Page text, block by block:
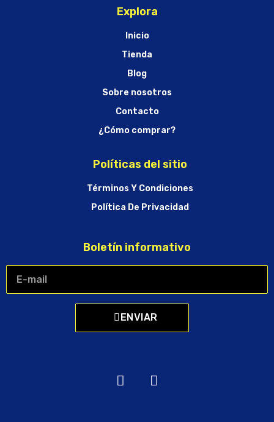
Explora
Inicio
Tienda
Blog
Sobre nosotros
Contacto
¿Cómo comprar?
Políticas del sitio
Términos Y Condiciones
Política De Privacidad
Boletín informativo
ENVIAR